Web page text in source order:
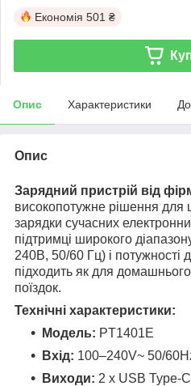
Економія 501 ₴
Опис Характеристики
Опис
Зарядний пристрій від
високопотужне рішення для
зарядки сучасних
підтримці широкого
240В, 50/60 Гц) і потужності
підходить як для
поїздок.
Технічні характеристики:
Модель: PT1401E
Вхід: 100–240V~ 50/
Виходи: 2 x USB Type-